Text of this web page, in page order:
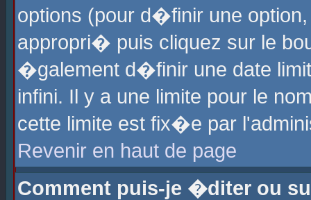
options (pour d�finir une
appropri� puis cliquez sur le
�galement d�finir une date
infini. Il y a une limite pour le
cette limite est fix�e par
Revenir en haut de page
Comment puis-je �diter ou